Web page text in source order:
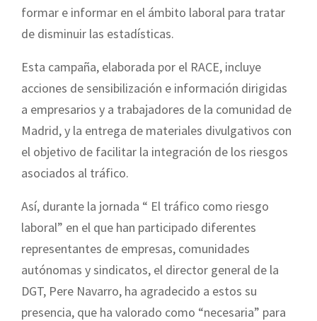
formar e informar en el ámbito laboral para tratar
de disminuir las estadísticas.
Esta campaña, elaborada por el RACE, incluye
acciones de sensibilización e información dirigidas
a empresarios y a trabajadores de la comunidad de
Madrid, y la entrega de materiales divulgativos con
el objetivo de facilitar la integración de los riesgos
asociados al tráfico.
Así, durante la jornada “ El tráfico como riesgo
laboral” en el que han participado diferentes
representantes de empresas, comunidades
autónomas y sindicatos, el director general de la
DGT, Pere Navarro, ha agradecido a estos su
presencia, que ha valorado como “necesaria” para